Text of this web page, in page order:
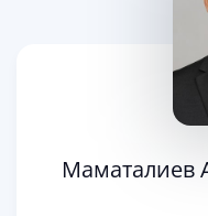
Маматалиев